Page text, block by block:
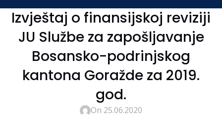
Izvještaj o finansijskoj reviziji
JU Službe za zapošljavanje
Bosansko-podrinjskog
kantona Goražde za 2019.
god.
On 25.06.2020